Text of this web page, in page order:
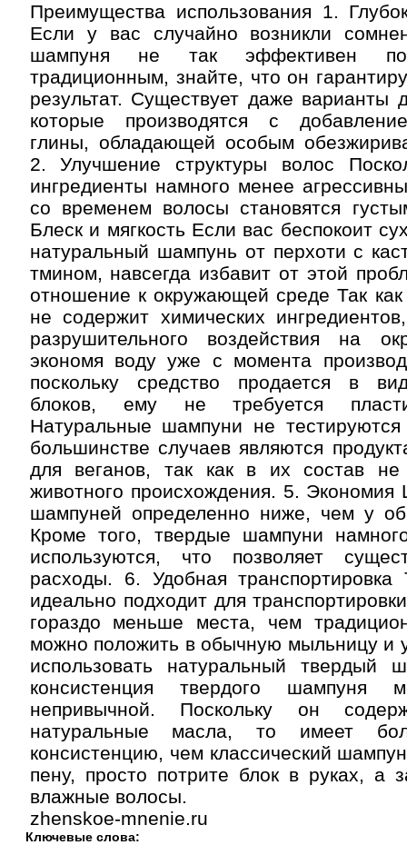
Преимущества использования 1.
Если у вас случайно возникли
шампуня не так эффективен
традиционным, знайте, что он
результат. Существует даже варианты
которые производятся с
глины, обладающей особым
2. Улучшение структуры волос
ингредиенты намного менее
со временем волосы становятся
Блеск и мягкость Если вас беспокоит
натуральный шампунь от перхоти с
тмином, навсегда избавит от этой
отношение к окружающей среде Так как
не содержит химических
разрушительного воздействия на
экономя воду уже с момента
поскольку средство продается в
блоков, ему не требуется
Натуральные шампуни не
большинстве случаев являются
для веганов, так как в их состав не
животного происхождения. 5. Экономия
шампуней определенно ниже, чем у
Кроме того, твердые шампуни
используются, что позволяет
расходы. 6. Удобная
идеально подходит для
гораздо меньше места, чем
можно положить в обычную мыльницу и
использовать натуральный твердый
консистенция твердого шампуня
непривычной. Поскольку он
натуральные масла, то имеет
консистенцию, чем классический
пену, просто потрите блок в руках, а
влажные волосы.
zhenskoe-mnenie.ru
Ключевые слова: